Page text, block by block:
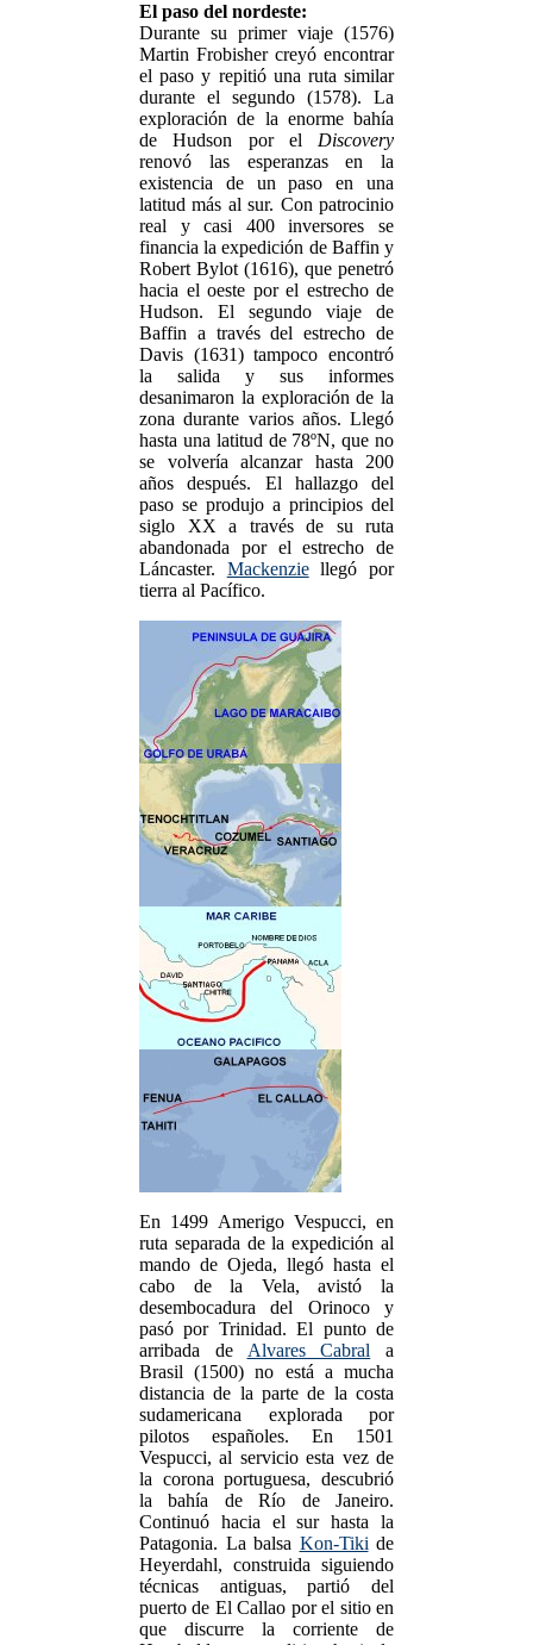
El paso del nordeste:
Durante su primer viaje (1576)
Martin Frobisher creyó encontrar
el paso y repitió una ruta similar
durante el segundo (1578). La
exploración de la enorme bahía
de Hudson por el Discovery
renovó las esperanzas en la
existencia de un paso en una
latitud más al sur. Con patrocinio
real y casi 400 inversores se
financia la expedición de Baffin y
Robert Bylot (1616), que penetró
hacia el oeste por el estrecho de
Hudson. El segundo viaje de
Baffin a través del estrecho de
Davis (1631) tampoco encontró
la salida y sus informes
desanimaron la exploración de la
zona durante varios años. Llegó
hasta una latitud de 78ºN, que no
se volvería alcanzar hasta 200
años después. El hallazgo del
paso se produjo a principios del
siglo XX a través de su ruta
abandonada por el estrecho de
Láncaster. Mackenziellegó por
tierra al Pacífico.
En 1499 Amerigo Vespucci, en
ruta separada de la expedición al
mando de Ojeda, llegó hasta el
cabo de la Vela, avistó la
desembocadura del Orinoco y
pasó por Trinidad. El punto de
arribada de Alvares Cabral a
Brasil (1500) no está a mucha
distancia de la parte de la costa
sudamericana explorada por
pilotos españoles. En 1501
Vespucci, al servicio esta vez de
la corona portuguesa, descubrió
la bahía de Río de Janeiro.
Continuó hacia el sur hasta la
Patagonia. La balsa Kon-Tiki de
Heyerdahl, construida siguiendo
técnicas antiguas, partió del
puerto de El Callao por el sitio en
que discurre la corriente de